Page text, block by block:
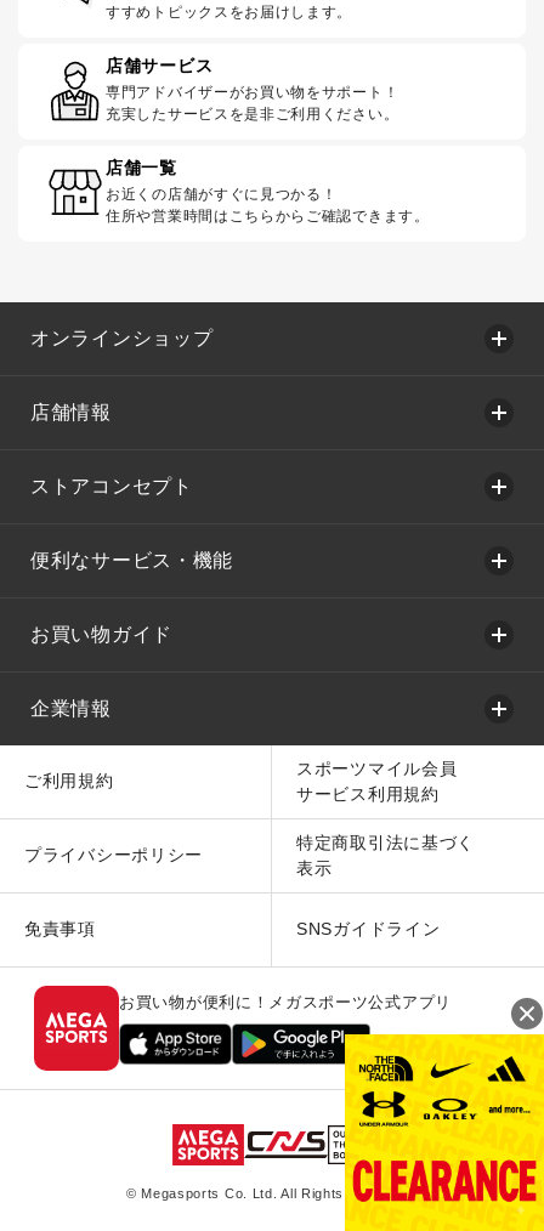
すすめトピックスをお届けします。
店舗サービス
専門アドバイザーがお買い物をサポート！
充実したサービスを是非ご利用ください。
店舗一覧
お近くの店舗がすぐに見つかる！
住所や営業時間はこちらからご確認できます。
オンラインショップ
店舗情報
ストアコンセプト
便利なサービス・機能
お買い物ガイド
企業情報
ご利用規約
スポーツマイル会員
サービス利用規約
プライバシーポリシー
特定商取引法に基づく
表示
免責事項 SNSガイドライン
お買い物が便利に！メガスポーツ公式アプリ
© Megasports Co. Ltd. All Rights Reserved.